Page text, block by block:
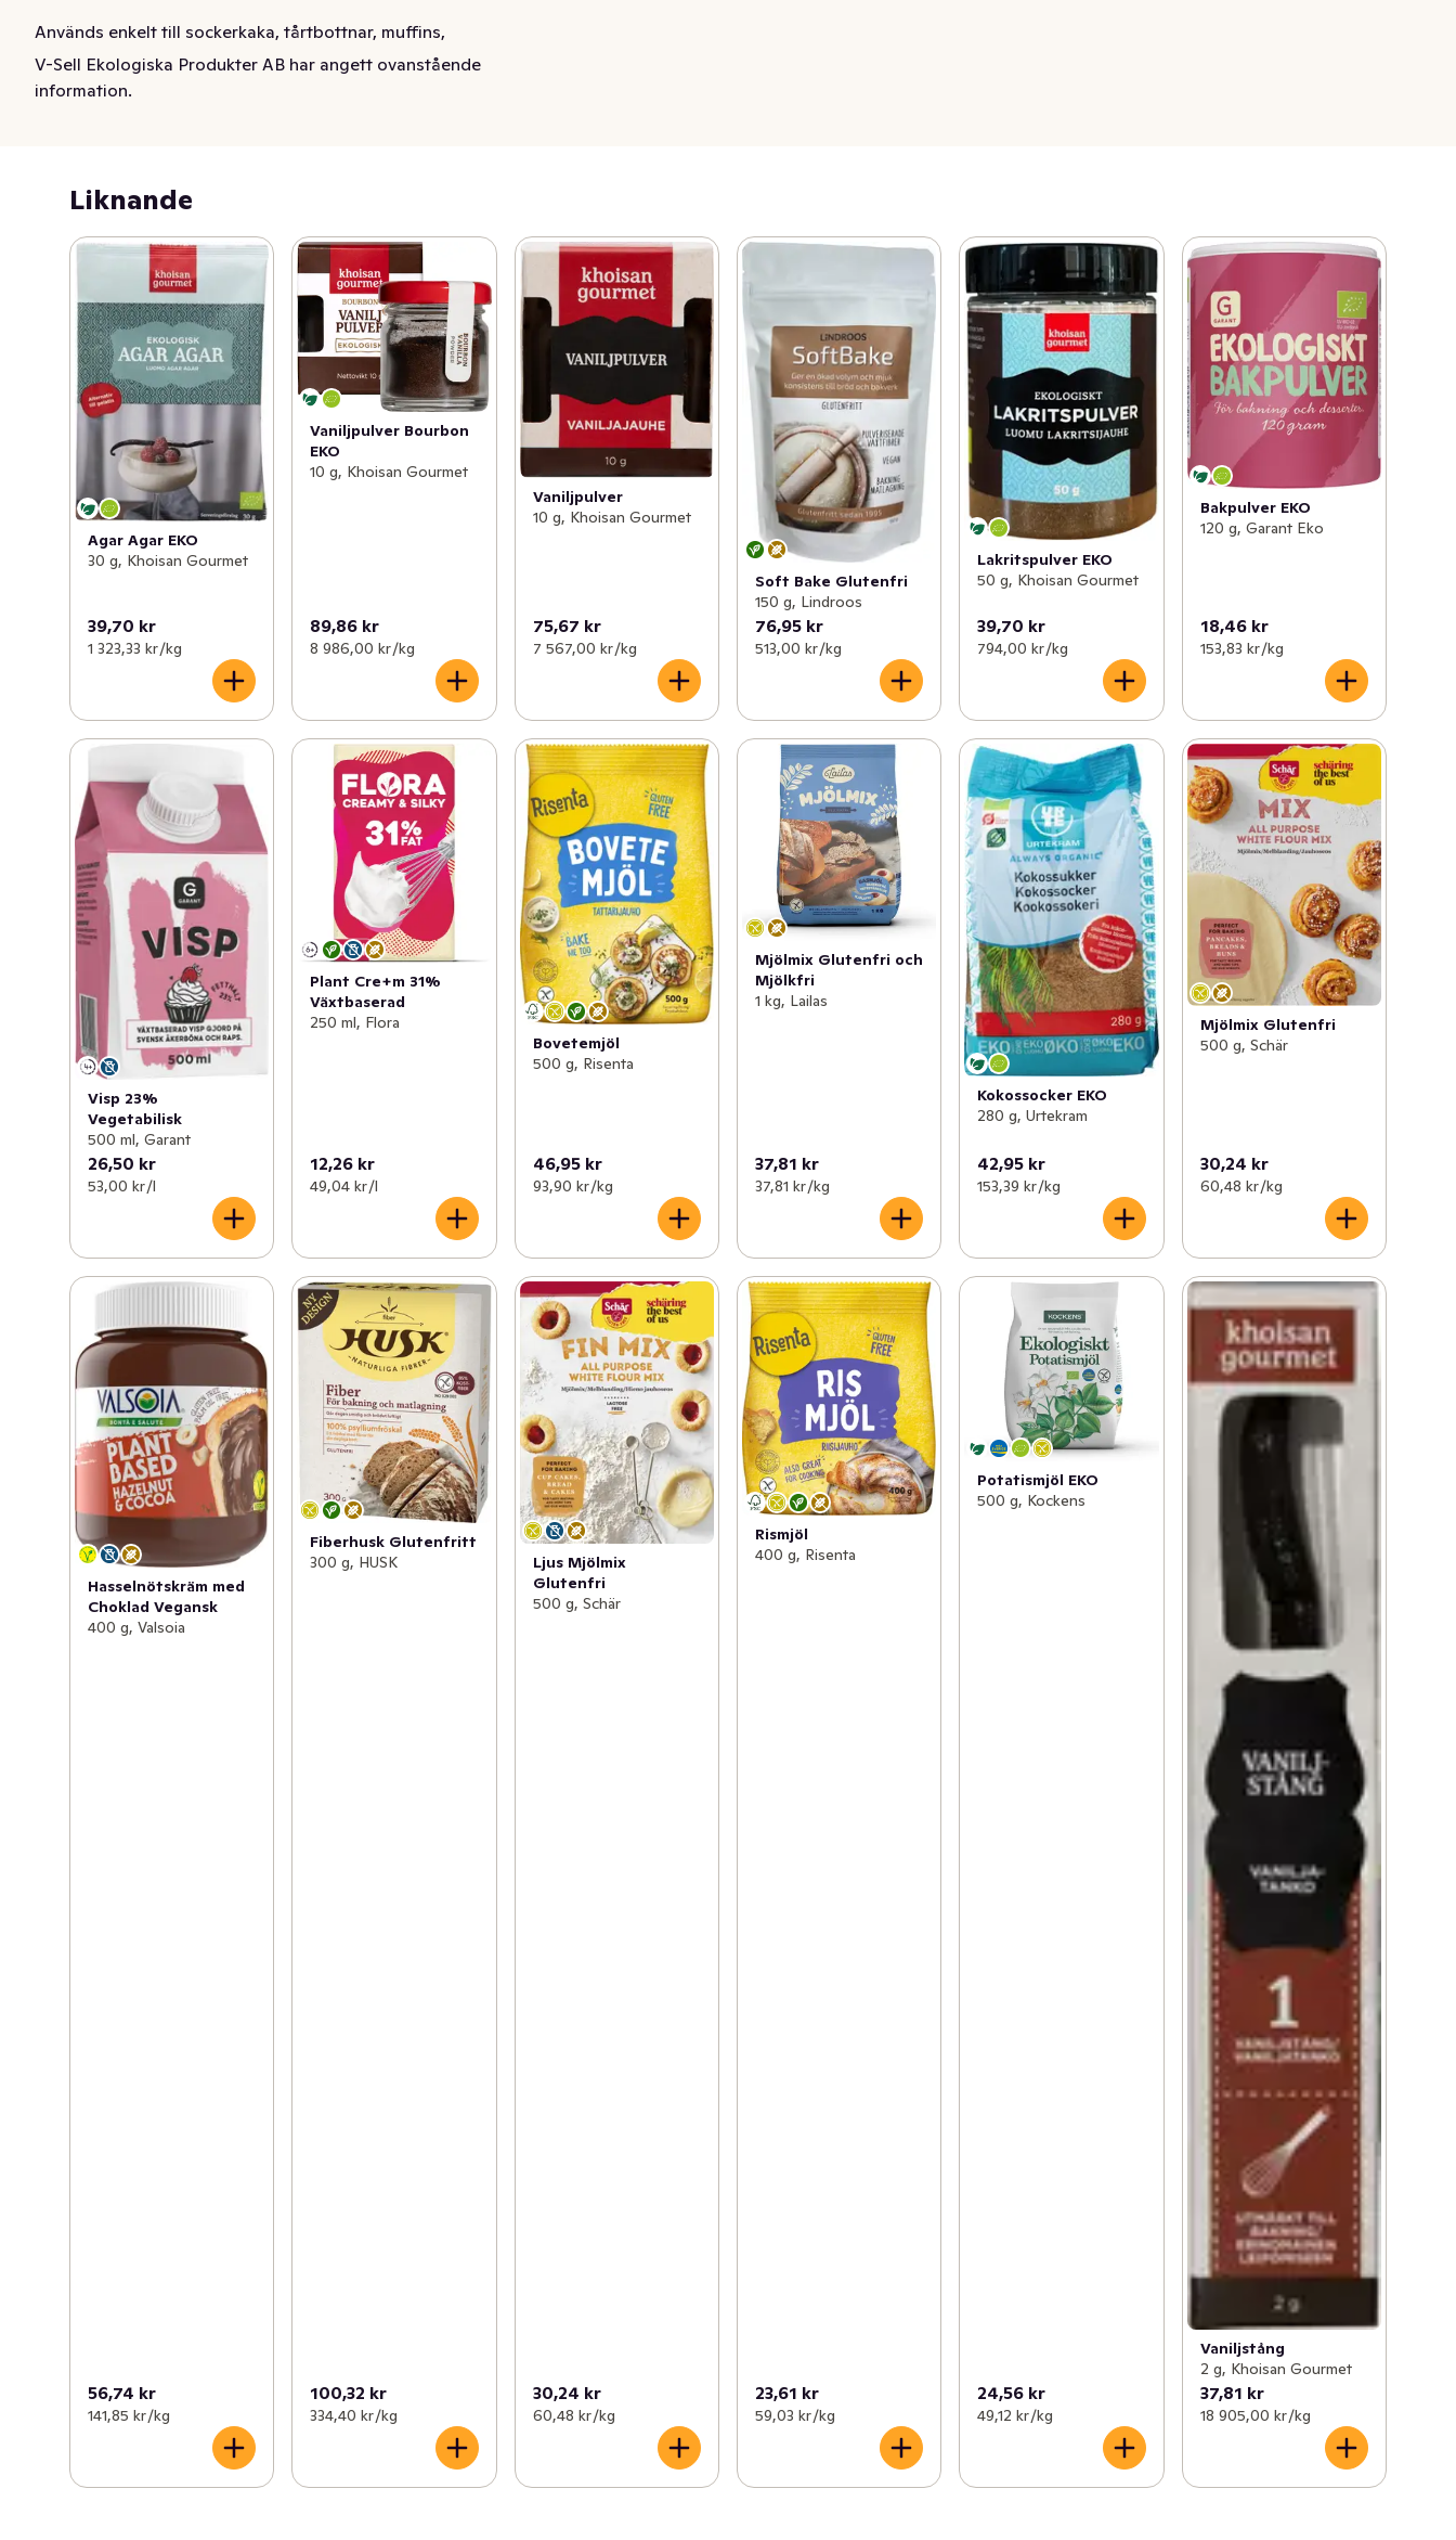
Används enkelt till sockerkaka, tårtbottnar, muffins,
pannkakor, bröd, gratänger och mycket annat! Det är
enkelt att använda äggersättaren, man blandar en
23 ägg.
V-Sell Ekologiska Produkter AB har angett ovanstående
information.
Liknande
Agar Agar EKO
30 g, Khoisan Gourmet
39,70 kr
1 323,33 kr /kg
Vaniljpulver Bourbon
EKO
10 g, Khoisan Gourmet
89,86 kr
8 986,00 kr /kg
Vaniljpulver
10 g, Khoisan Gourmet
75,67 kr
7 567,00 kr /kg
Soft Bake Glutenfri
150 g, Lindroos
76,95 kr
513,00 kr /kg
Lakritspulver EKO
50 g, Khoisan Gourmet
39,70 kr
794,00 kr /kg
Bakpulver EKO
120 g, Garant Eko
18,46 kr
153,83 kr /kg
Visp 23%
Vegetabilisk
500 ml, Garant
26,50 kr
53,00 kr /l
Plant Cre+m 31%
Växtbaserad
250 ml, Flora
12,26 kr
49,04 kr /l
Bovetemjöl
500 g, Risenta
46,95 kr
93,90 kr /kg
Mjölmix Glutenfri och
Mjölkfri
1 kg, Lailas
37,81 kr
37,81 kr /kg
Kokossocker EKO
280 g, Urtekram
42,95 kr
153,39 kr /kg
Mjölmix Glutenfri
500 g, Schär
30,24 kr
60,48 kr /kg
Hasselnötskräm med
Choklad Vegansk
400 g, Valsoia
56,74 kr
141,85 kr /kg
Fiberhusk Glutenfritt
300 g, HUSK
100,32 kr
334,40 kr /kg
Ljus Mjölmix
Glutenfri
500 g, Schär
30,24 kr
60,48 kr /kg
Rismjöl
400 g, Risenta
23,61 kr
59,03 kr /kg
Potatismjöl EKO
500 g, Kockens
24,56 kr
49,12 kr /kg
Vaniljstång
2 g, Khoisan Gourmet
37,81 kr
18 905,00 kr /kg